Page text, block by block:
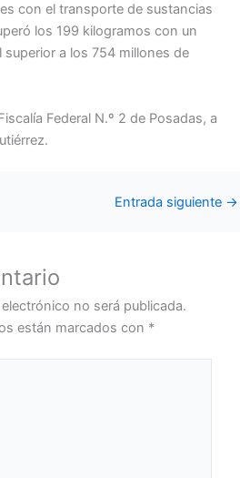
con el transporte de sustancias
los 199 kilogramos con un
superior a los 754 millones de
Federal N.º 2 de Posadas, a
Entrada siguiente →
no será publicada.
están marcados con *